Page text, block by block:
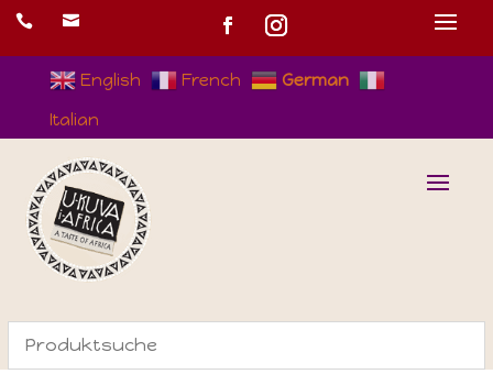
 
English French
German
Italian